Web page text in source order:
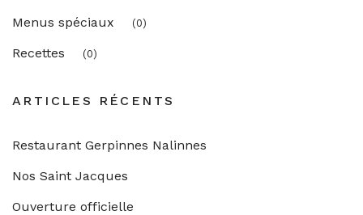
Menus spéciaux (0)
Recettes (0)
ARTICLES RÉCENTS
Restaurant Gerpinnes Nalinnes
Nos Saint Jacques
Ouverture officielle